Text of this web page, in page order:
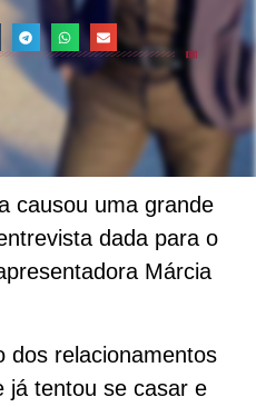
causou uma grande
dada para o
Márcia
dos relacionamentos
já tentou se casar e